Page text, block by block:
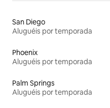
San Diego
Aluguéis por temporada
Phoenix
Aluguéis por temporada
Palm Springs
Aluguéis por temporada